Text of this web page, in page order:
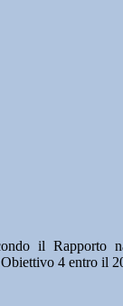
il Rapporto
4 entro il